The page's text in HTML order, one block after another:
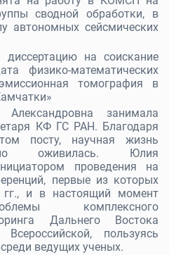
сводной обработки, в
автономных сейсмических
на соискание
физико-математических
томография в
занимала
КФ ГС РАН. Благодаря
посту, научная жизнь
оживилась. Юлия
проведения на
первые из которых
и в настоящий момент
комплексного
Дальнего Востока
пользуясь
ведущих ученых.